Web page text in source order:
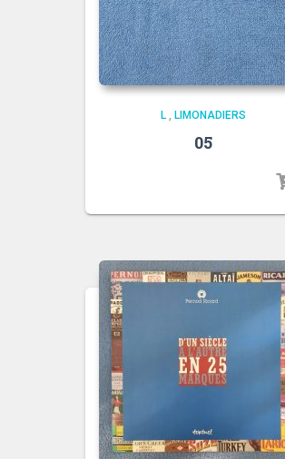
L , LIMONADIERS
05